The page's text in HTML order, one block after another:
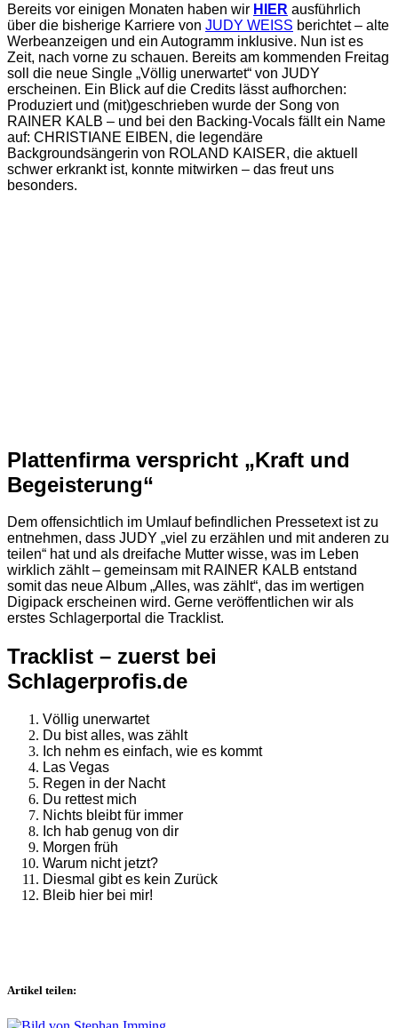
Bereits vor einigen Monaten haben wir HIER ausführlich
über die bisherige Karriere von JUDY WEISS berichtet – alte
Werbeanzeigen und ein Autogramm inklusive. Nun ist es
Zeit, nach vorne zu schauen. Bereits am kommenden Freitag
soll die neue Single „Völlig unerwartet“ von JUDY
erscheinen. Ein Blick auf die Credits lässt aufhorchen:
Produziert und (mit)geschrieben wurde der Song von
RAINER KALB – und bei den Backing-Vocals fällt ein Name
auf: CHRISTIANE EIBEN, die legendäre
Backgroundsängerin von ROLAND KAISER, die aktuell
schwer erkrankt ist, konnte mitwirken – das freut uns
besonders.
Plattenfirma verspricht „Kraft und
Begeisterung“
Dem offensichtlich im Umlauf befindlichen Pressetext ist zu
entnehmen, dass JUDY „viel zu erzählen und mit anderen zu
teilen“ hat und als dreifache Mutter wisse, was im Leben
wirklich zählt – gemeinsam mit RAINER KALB entstand
somit das neue Album „Alles, was zählt“, das im wertigen
Digipack erscheinen wird. Gerne veröffentlichen wir als
erstes Schlagerportal die Tracklist.
Tracklist – zuerst bei
Schlagerprofis.de
Völlig unerwartet
Du bist alles, was zählt
Ich nehm es einfach, wie es kommt
Las Vegas
Regen in der Nacht
Du rettest mich
Nichts bleibt für immer
Ich hab genug von dir
Morgen früh
Warum nicht jetzt?
Diesmal gibt es kein Zurück
Bleib hier bei mir!
Artikel teilen: